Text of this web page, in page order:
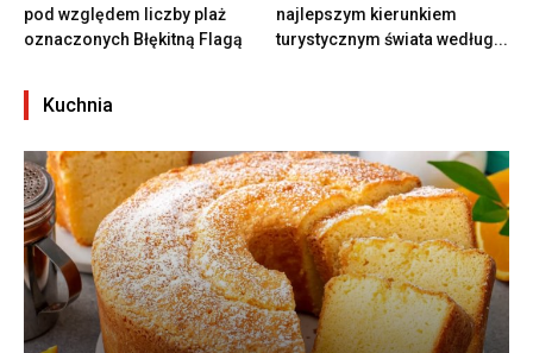
pod względem liczby plaż
oznaczonych Błękitną Flagą
najlepszym kierunkiem
turystycznym świata według...
Kuchnia